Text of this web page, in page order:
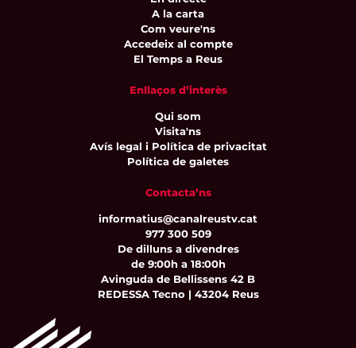
A la carta
Com veure'ns
Accedeix al compte
El Temps a Reus
Enllaços d’interès
Qui som
Visita'ns
Avís legal i Política de privacitat
Política de galetes
Contacta’ns
informatius@canalreustv.cat
977 300 509
De dilluns a divendres
de 9:00h a 18:00h
Avinguda de Bellissens 42 B
REDESSA Tecno | 43204 Reus